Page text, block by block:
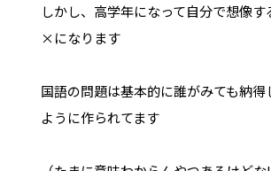
しかし、高学年になって自分で想像す
×になります
国語の問題は基本的に誰がみても納得
ように作られてます